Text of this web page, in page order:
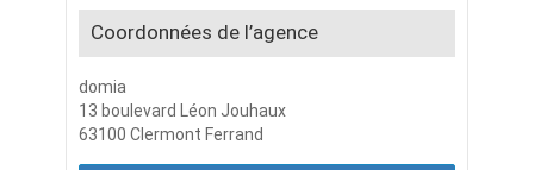
Coordonnées de l’agence
domia
13 boulevard Léon Jouhaux
63100 Clermont Ferrand